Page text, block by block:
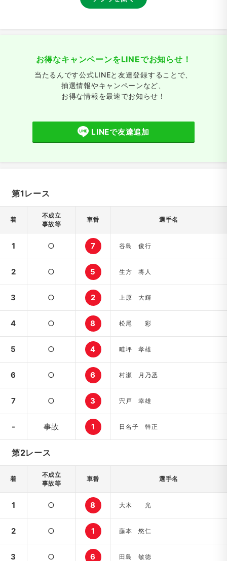
お得なキャンペーンをLINEでお知らせ！
当たるんです公式LINEと友達登録することで、
抽選情報やキャンペーンなど、
お得な情報を最速でお知らせ！
LINEで友達追加
第1レース
着
不成立
事故等
車番 選手名
1 ○ 7 谷島 俊行
2 ○ 5 生方 将人
3 ○ 2 上原 大輝
4 ○ 8 松尾 彩
5 ○ 4 畦坪 孝雄
6 ○ 6 村瀬 月乃丞
7 ○ 3 宍戸 幸雄
- 事故 1 日名子 幹正
第2レース
着
不成立
事故等
車番 選手名
1 ○ 8 大木 光
2 ○ 1 藤本 悠仁
3 ○ 6 田島 敏徳